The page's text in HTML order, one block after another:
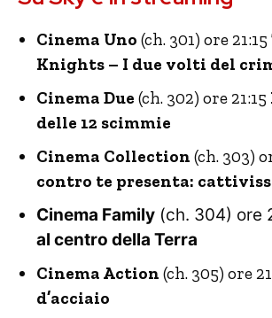
Cinema Uno (ch. 301) ore 21:15
Knights – I due volti del
Cinema Due (ch. 302) ore 21:15
delle 12 scimmie
Cinema Collection (ch. 303)
contro te presenta:
Cinema Family (ch. 304) ore
al centro della Terra
Cinema Action (ch. 305) ore
d’acciaio